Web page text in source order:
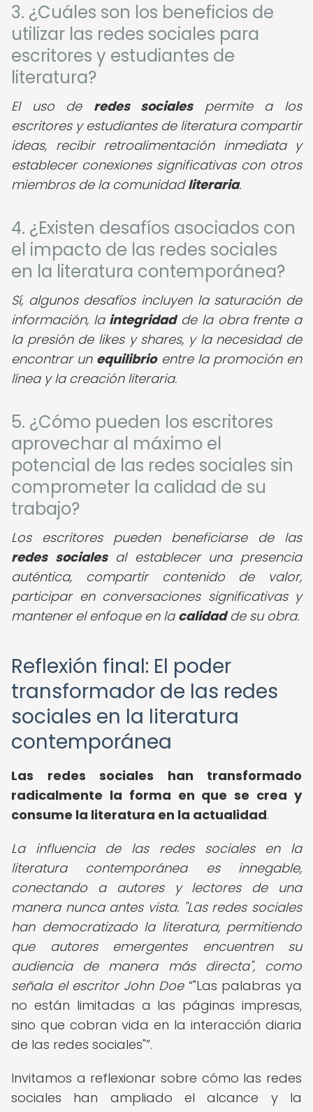
3. ¿Cuáles son los beneficios de
utilizar las redes sociales para
escritores y estudiantes de
literatura?
El uso de redes socialespermite a los
escritores y estudiantes de literatura compartir
ideas, recibir retroalimentación inmediata y
establecer conexiones significativas con otros
miembros de la comunidadliteraria.
4. ¿Existen desafíos asociados con
el impacto de las redes sociales
en la literatura contemporánea?
Sí, algunos desafíos incluyen la saturación de
información, la integridadde la obra frente a
la presión de likes y shares, y la necesidad de
encontrar un equilibrioentre la promoción en
línea y la creación literaria.
5. ¿Cómo pueden los escritores
aprovechar al máximo el
potencial de las redes sociales sin
comprometer la calidad de su
trabajo?
Los escritores pueden beneficiarse de las
redes socialesal establecer una presencia
auténtica, compartir contenido de valor,
participar en conversaciones significativas y
mantener el enfoque en la calidadde su obra.
Reflexión final: El poder
transformador de las redes
sociales en la literatura
contemporánea
Las redes sociales han transformado
radicalmente la forma en que se crea y
consume la literatura en la actualidad.
La influencia de las redes sociales en la
literatura contemporánea es innegable,
conectando a autores y lectores de una
manera nunca antes vista. "Las redes sociales
han democratizado la literatura, permitiendo
que autores emergentes encuentren su
audiencia de manera más directa", como
señala el escritor John Doe "Las palabras ya
no están limitadas a las páginas impresas,
sino que cobran vida en la interacción diaria
de las redes sociales" .
Invitamos a reflexionar sobre cómo las redes
sociales han ampliado el alcance y la